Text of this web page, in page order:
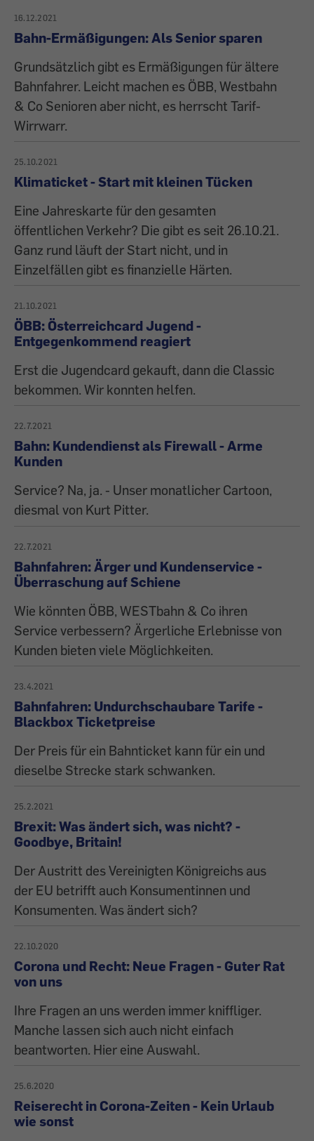
16.12.2021
Bahn-Ermäßigungen: Als Senior sparen
Grundsätzlich gibt es Ermäßigungen für ältere
Bahnfahrer. Leicht machen es ÖBB, Westbahn
& Co Senioren aber nicht, es herrscht Tarif-
Wirrwarr.
25.10.2021
Klimaticket - Start mit kleinen Tücken
Eine Jahreskarte für den gesamten
öffentlichen Verkehr? Die gibt es seit 26.10.21.
Ganz rund läuft der Start nicht, und in
Einzelfällen gibt es finanzielle Härten.
21.10.2021
ÖBB: Österreichcard Jugend -
Entgegenkommend reagiert
Erst die Jugendcard gekauft, dann die Classic
bekommen. Wir konnten helfen.
22.7.2021
Bahn: Kundendienst als Firewall - Arme
Kunden
Service? Na, ja. - Unser monatlicher Cartoon,
diesmal von Kurt Pitter.
22.7.2021
Bahnfahren: Ärger und Kundenservice -
Überraschung auf Schiene
Wie könnten ÖBB, WESTbahn & Co ihren
Service verbessern? Ärgerliche Erlebnisse von
Kunden bieten viele Möglichkeiten.
23.4.2021
Bahnfahren: Undurchschaubare Tarife -
Blackbox Ticketpreise
Der Preis für ein Bahnticket kann für ein und
dieselbe Strecke stark schwanken.
25.2.2021
Brexit: Was ändert sich, was nicht? -
Goodbye, Britain!
Der Austritt des Vereinigten Königreichs aus
der EU betrifft auch Konsumentinnen und
Konsumenten. Was ändert sich?
22.10.2020
Corona und Recht: Neue Fragen - Guter Rat
von uns
Ihre Fragen an uns werden immer kniffliger.
Manche lassen sich auch nicht einfach
beantworten. Hier eine Auswahl.
25.6.2020
Reiserecht in Corona-Zeiten - Kein Urlaub
wie sonst